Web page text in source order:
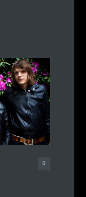
0